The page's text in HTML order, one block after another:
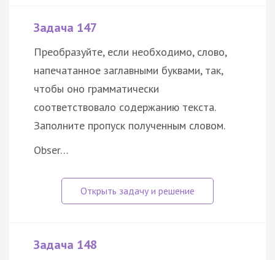
Задача 147
Преобразуйте, если необходимо, слово,
напечатанное заглавными буквами, так,
чтобы оно грамматически
соответствовало содержанию текста.
Заполните пропуск полученным словом.
Obser…
Задача 148